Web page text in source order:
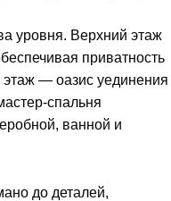
уровня. Верхний этаж
приватность
— оазис уединения
спальня
ванной и
до деталей,